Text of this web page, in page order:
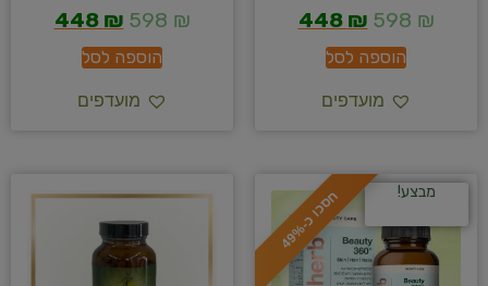
598 ₪
448 ₪
הוספה לסל
מועדפים
598 ₪
448 ₪
הוספה לסל
מועדפים
ח
ס
כ
ו
כ
-
4
9
% מבצע!